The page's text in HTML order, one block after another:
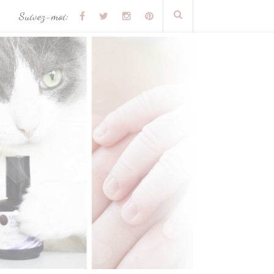
Suivez-moi: